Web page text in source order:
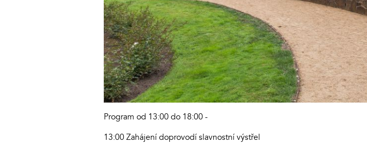
Program od 13:00 do 18:00 -
13:00 Zahájení doprovodí slavnostní výstřel